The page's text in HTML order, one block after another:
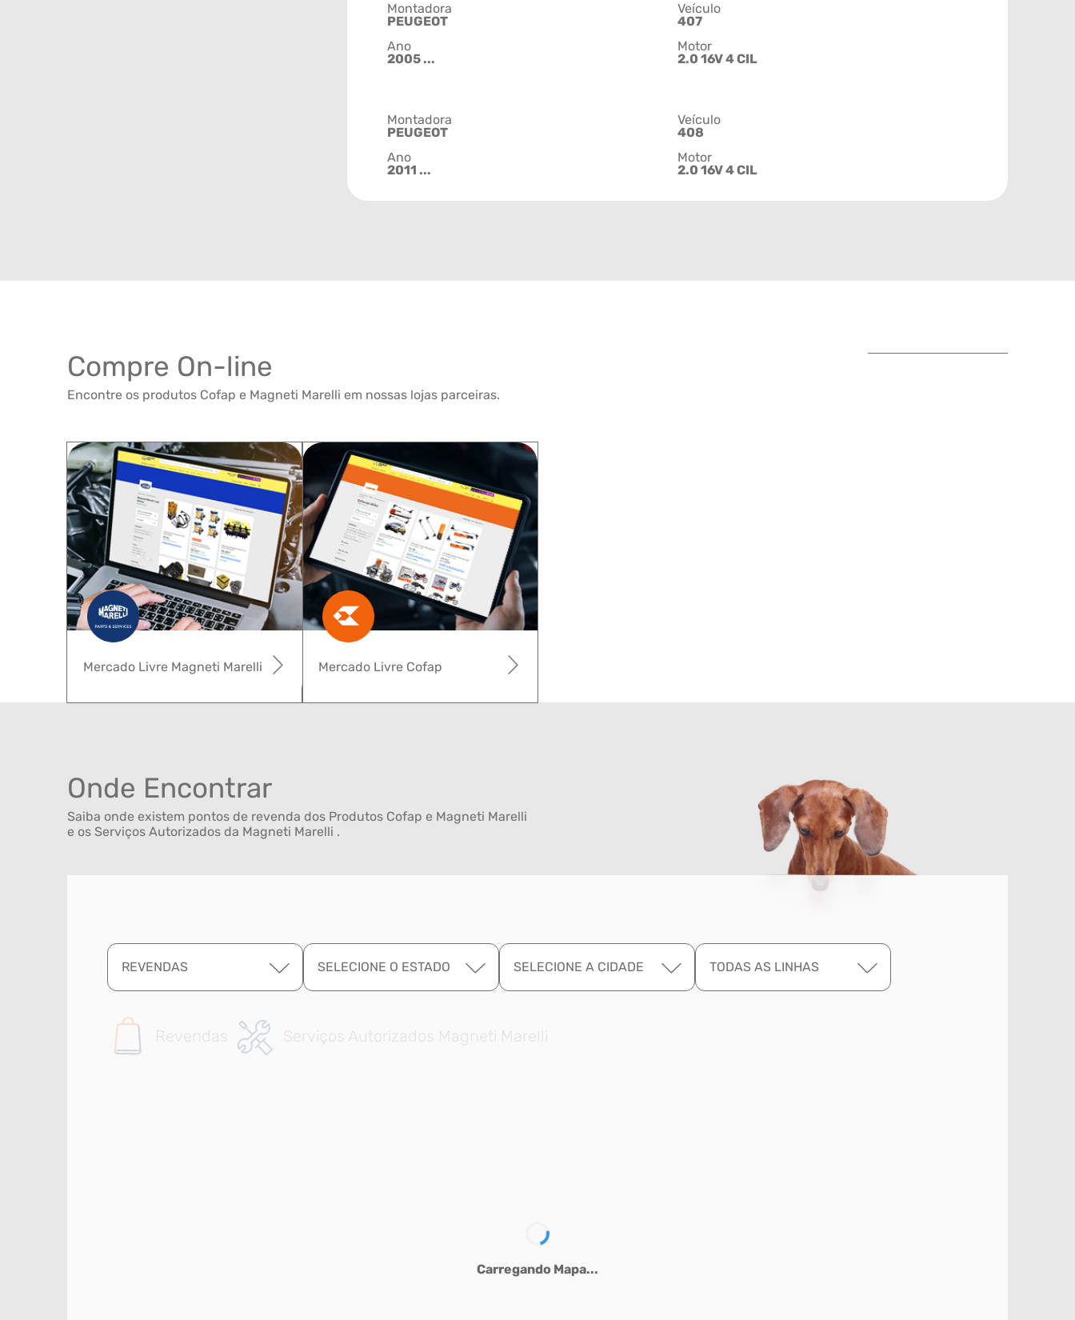
Montadora
PEUGEOT
Veículo
407
Ano
2005 ...
Motor
2.0 16V 4 CIL
Montadora
PEUGEOT
Veículo
408
Ano
2011 ...
Motor
2.0 16V 4 CIL
Compre On-line
Encontre os produtos Cofap e Magneti Marelli em nossas lojas parceiras.
Mercado Livre Cofap
Mercado Livre Magneti Marelli
Onde Encontrar
Saiba onde existem pontos de revenda dos Produtos Cofap e Magneti Marelli
e os Serviços Autorizados da Magneti Marelli .
REVENDAS SELECIONE O ESTADO SELECIONE A CIDADE TODAS AS LINHAS
Revendas Serviços Autorizados Magneti Marelli